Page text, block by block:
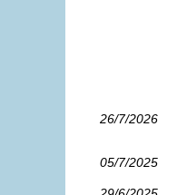
26/7/2026
05/7/2025